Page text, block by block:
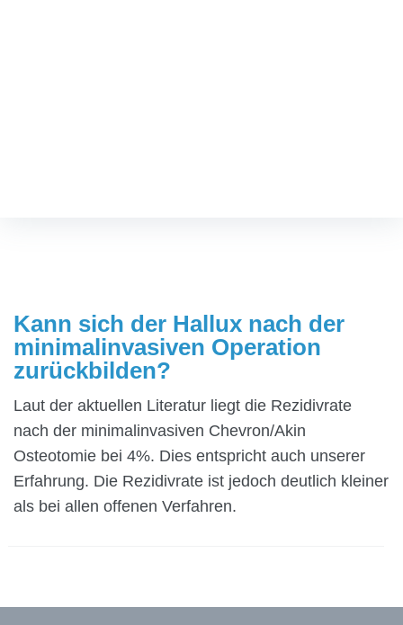
Kann sich der Hallux nach der
minimalinvasiven Operation
zurückbilden?
Laut der aktuellen Literatur liegt die Rezidivrate
nach der minimalinvasiven Chevron/Akin
Osteotomie bei 4%. Dies entspricht auch unserer
Erfahrung. Die Rezidivrate ist jedoch deutlich kleiner
als bei allen offenen Verfahren.